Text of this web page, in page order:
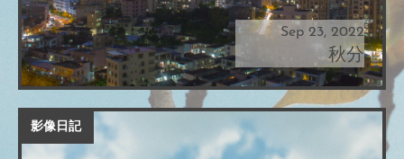
Sep 23, 2022
秋分
影像日記